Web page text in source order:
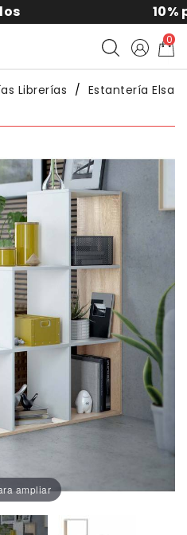
10% por
0
Librerías
Estantería Elsa
ampliar